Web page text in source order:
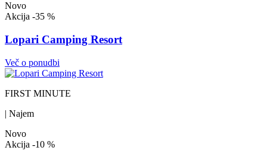
Novo
Akcija -35 %
Lopari Camping Resort
Več o ponudbi
FIRST MINUTE
| Najem
Novo
Akcija -10 %